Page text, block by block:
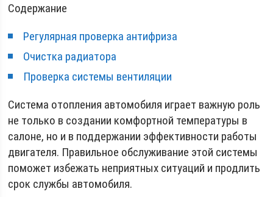
Содержание
Регулярная проверка антифриза
Очистка радиатора
Проверка системы вентиляции
Система отопления автомобиля играет важную роль
не только в создании комфортной температуры в
салоне, но и в поддержании эффективности работы
двигателя. Правильное обслуживание этой системы
поможет избежать неприятных ситуаций и продлить
срок службы автомобиля.